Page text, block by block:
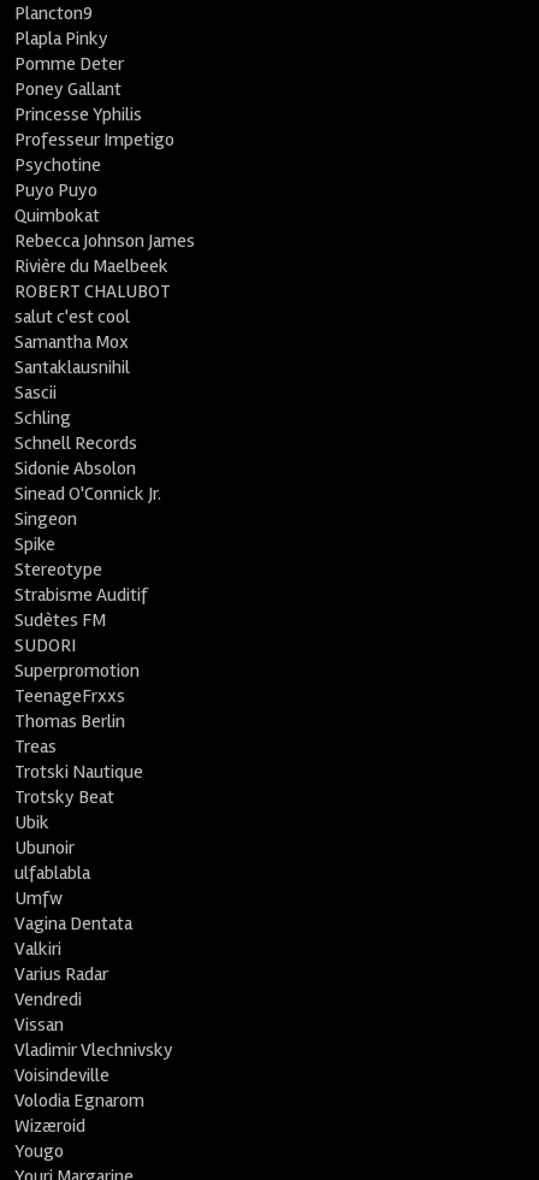
Plancton9
Plapla Pinky
Pomme Deter
Poney Gallant
Princesse Yphilis
Professeur Impetigo
Psychotine
Puyo Puyo
Quimbokat
Rebecca Johnson James
Rivière du Maelbeek
ROBERT CHALUBOT
salut c'est cool
Samantha Mox
Santaklausnihil
Sascii
Schling
Schnell Records
Sidonie Absolon
Sinead O'Connick Jr.
Singeon
Spike
Stereotype
Strabisme Auditif
Sudètes FM
SUDORI
Superpromotion
TeenageFrxxs
Thomas Berlin
Treas
Trotski Nautique
Trotsky Beat
Ubik
Ubunoir
ulfablabla
Umfw
Vagina Dentata
Valkiri
Varius Radar
Vendredi
Vissan
Vladimir Vlechnivsky
Voisindeville
Volodia Egnarom
Wizæroid
Yougo